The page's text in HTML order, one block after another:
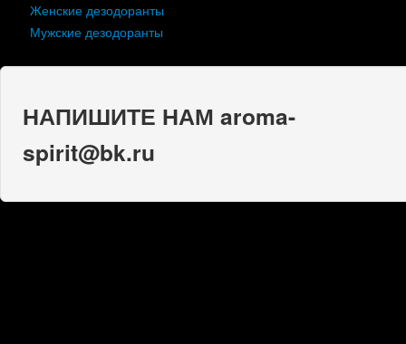
Женские дезодоранты
Мужские дезодоранты
НАПИШИТЕ НАМ aroma-
spirit@bk.ru